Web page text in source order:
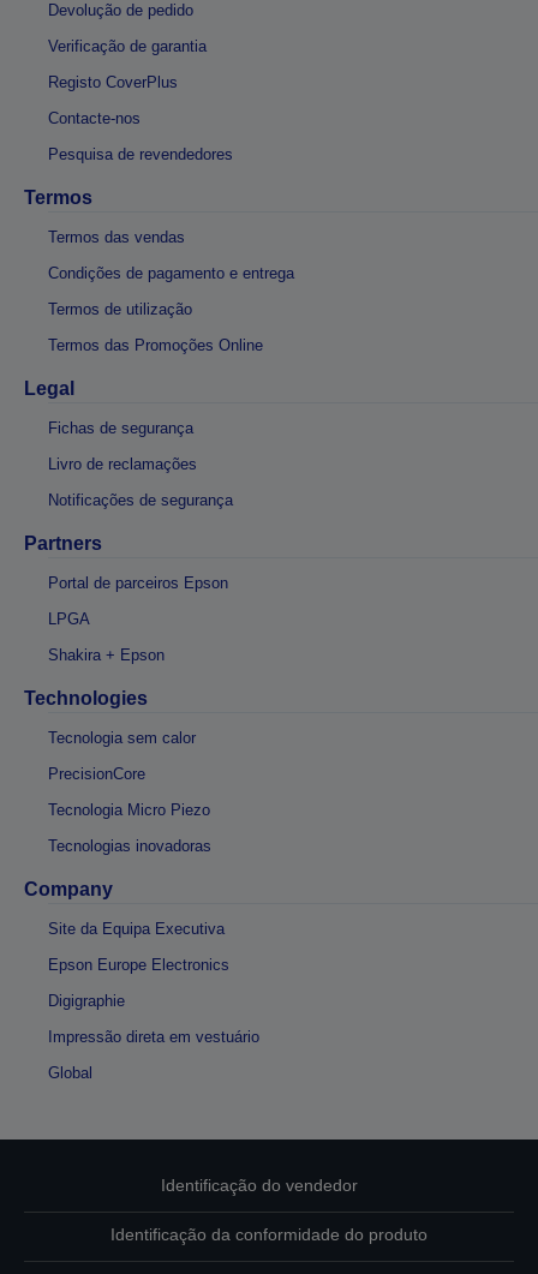
Devolução de pedido
Verificação de garantia
Registo CoverPlus
Contacte-nos
Pesquisa de revendedores
Termos
Termos das vendas
Condições de pagamento e entrega
Termos de utilização
Termos das Promoções Online
Legal
Fichas de segurança
Livro de reclamações
Notificações de segurança
Partners
Portal de parceiros Epson
LPGA
Shakira + Epson
Technologies
Tecnologia sem calor
PrecisionCore
Tecnologia Micro Piezo
Tecnologias inovadoras
Company
Site da Equipa Executiva
Epson Europe Electronics
Digigraphie
Impressão direta em vestuário
Global
Identificação do vendedor
Identificação da conformidade do produto